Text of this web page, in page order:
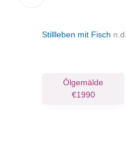
Stillleben mit Fisch n.d.
Ölgemälde
€1990